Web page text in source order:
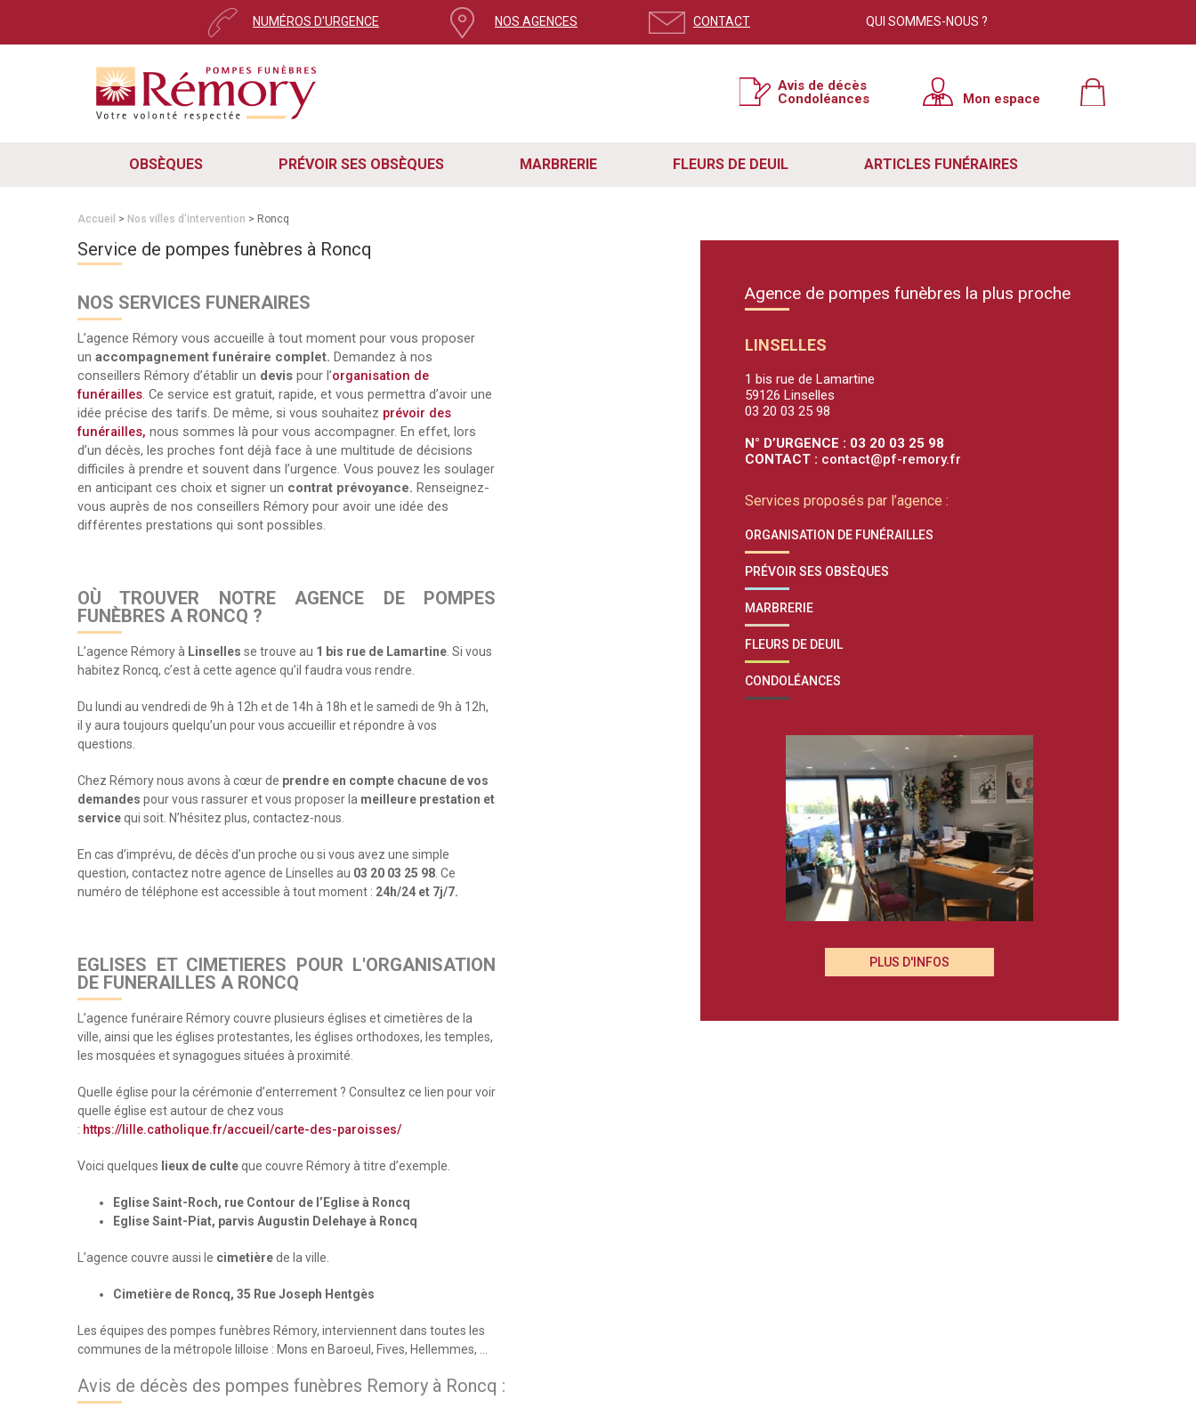
NUMÉROS D'URGENCE NOS AGENCES CONTACT QUI SOMMES-NOUS ?
Avis de décès
Condoléances
Mon espace
OBSÈQUES PRÉVOIR SES OBSÈQUES MARBRERIE FLEURS DE DEUIL ARTICLES FUNÉRAIRES
Accueil > Nos villes d'intervention > Roncq
Service de pompes funèbres à Roncq
NOS SERVICES FUNERAIRES
L’agence Rémory vous accueille à tout moment pour vous proposer
un accompagnement funéraire complet. Demandez à nos
conseillers Rémory d’établir un devis pour l’organisation de
funérailles. Ce service est gratuit, rapide, et vous permettra d’avoir une
idée précise des tarifs. De même, si vous souhaitez prévoir des
funérailles, nous sommes là pour vous accompagner. En effet, lors
d’un décès, les proches font déjà face à une multitude de décisions
difficiles à prendre et souvent dans l’urgence. Vous pouvez les soulager
en anticipant ces choix et signer un contrat prévoyance. Renseignez-
vous auprès de nos conseillers Rémory pour avoir une idée des
différentes prestations qui sont possibles.
OÙ TROUVER NOTRE AGENCE DE POMPES
FUNÈBRES A RONCQ ?
L’agence Rémory à Linselles se trouve au 1 bis rue de Lamartine . Si vous
habitez Roncq, c’est à cette agence qu’il faudra vous rendre.
Du lundi au vendredi de 9h à 12h et de 14h à 18h et le samedi de 9h à 12h,
il y aura toujours quelqu’un pour vous accueillir et répondre à vos
questions.
Chez Rémory nous avons à cœur de prendre en compte chacune de vos
demandes pour vous rassurer et vous proposer la meilleure prestation et
servicequi soit. N’hésitez plus, contactez-nous.
En cas d’imprévu, de décès d’un proche ou si vous avez une simple
question, contactez notre agence de Linselles au 03 20 03 25 98 . Ce
numéro de téléphone est accessible à tout moment : 24h/24 et 7j/7.
EGLISES ET CIMETIERES POUR L'ORGANISATION
DE FUNERAILLES A RONCQ
L’agence funéraire Rémory couvre plusieurs églises et cimetières de la
ville, ainsi que les églises protestantes, les églises orthodoxes, les temples,
les mosquées et synagogues situées à proximité.
Quelle église pour la cérémonie d’enterrement ? Consultez ce lien pour voir
quelle église est autour de chez vous
: https://lille.catholique.fr/accueil/carte-des-paroisses/
Voici quelques lieux de culteque couvre Rémory à titre d’exemple.
Eglise Saint-Roch, rue Contour de l’Eglise à Roncq
Eglise Saint-Piat, parvis Augustin Delehaye à Roncq
L’agence couvre aussi le cimetièrede la ville.
Cimetière de Roncq, 35 Rue Joseph Hentgès
Les équipes des pompes funèbres Rémory, interviennent dans toutes les
communes de la métropole lilloise : Mons en Baroeul, Fives, Hellemmes, …
Agence de pompes funèbres la plus proche
LINSELLES
1 bis rue de Lamartine
59126 Linselles
03 20 03 25 98
N° D’URGENCE : 03 20 03 25 98
CONTACT : contact@pf-remory.fr
Services proposés par l’agence :
ORGANISATION DE FUNÉRAILLES
PRÉVOIR SES OBSÈQUES
MARBRERIE
FLEURS DE DEUIL
CONDOLÉANCES
PLUS D'INFOS
Avis de décès des pompes funèbres Remory à Roncq :